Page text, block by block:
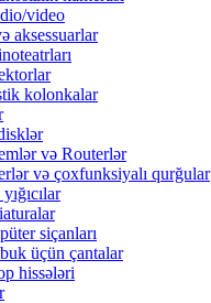
video
aksessuarlar
kolonkalar
və Routerlər
və çoxfunksiyalı qurğular
siçanları
üçün çantalar
hissələri